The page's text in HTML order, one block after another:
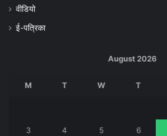
वीडियो
ई-पत्रिका
August 2026
M T W T
3 4 5 6